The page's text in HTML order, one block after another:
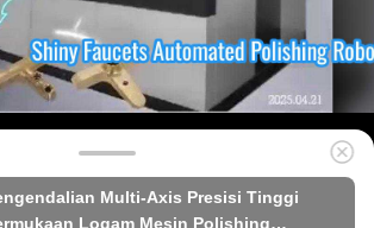
Multi-Axis Presisi Tinggi
Logam Mesin Polishing